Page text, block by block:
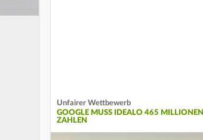
Unfairer Wettbewerb
GOOGLE MUSS IDEALO 465 MILLIONEN
ZAHLEN